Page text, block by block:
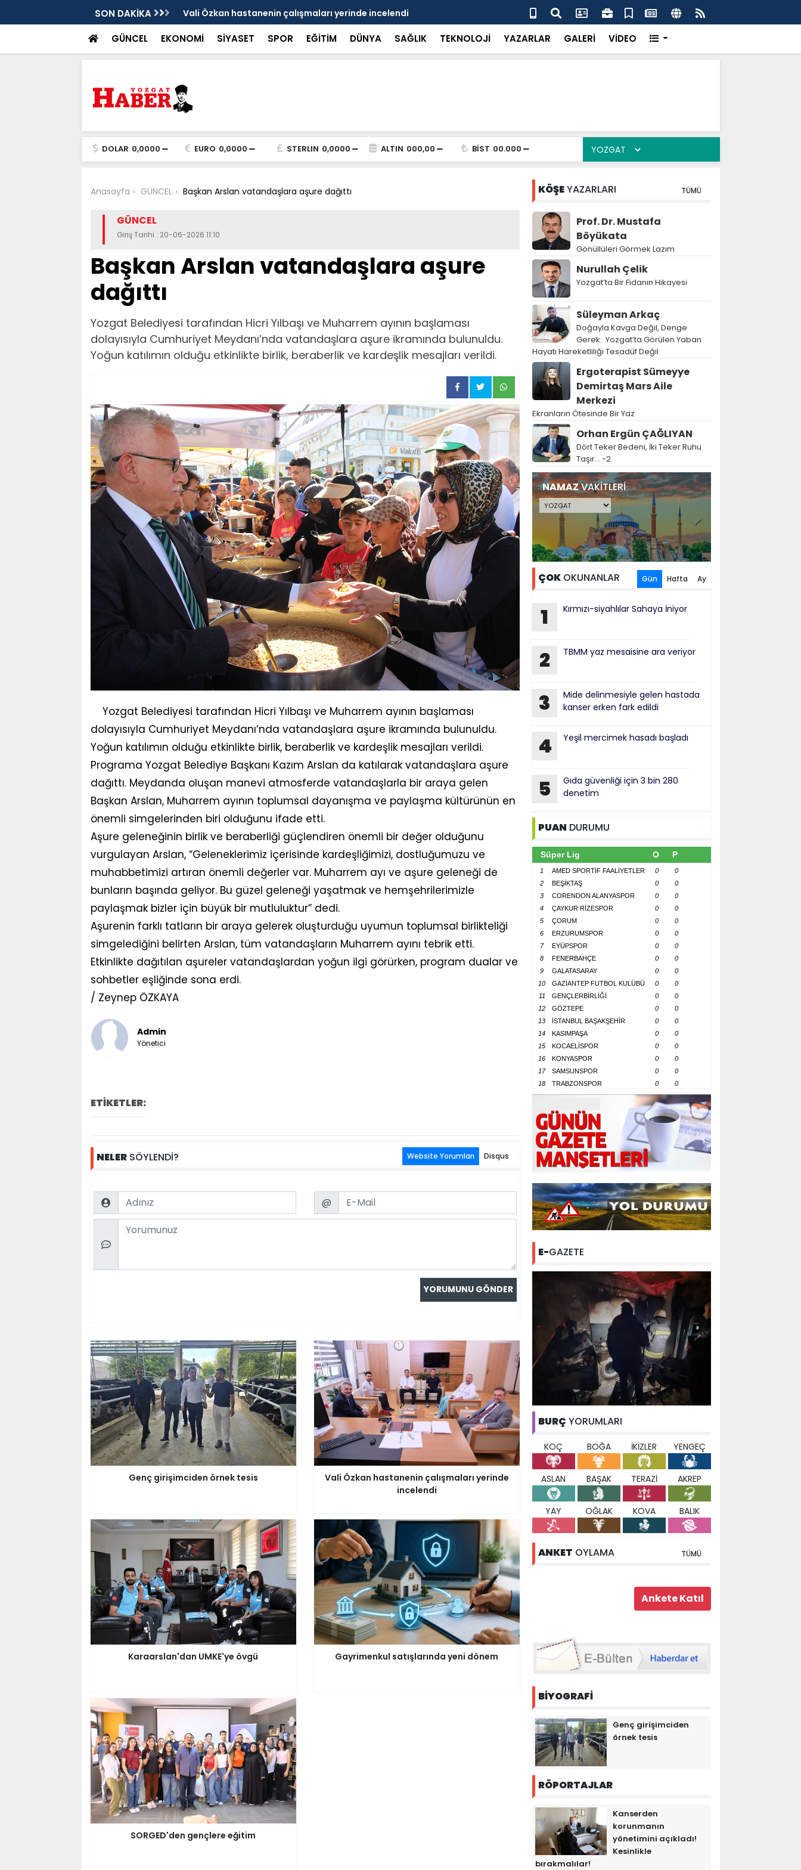
SON DAKİKA Vali Özkan hastanenin çalışmaları yerinde incelendi Karaarslan'dan UMKE'ye övgü
GÜNCEL EKONOMİ SİYASET SPOR EĞİTİM DÜNYA SAĞLIK TEKNOLOJİ YAZARLAR GALERİ VİDEO
DOLAR 0,0000 EURO 0,0000 STERLIN 0,0000 ALTIN 000,00 BİST 00.000
Anasayfa GÜNCEL Başkan Arslan vatandaşlara aşure dağıttı
GÜNCEL
Giriş Tarihi : 20-06-2026 11:10
Başkan Arslan vatandaşlara aşure
dağıttı
Yozgat Belediyesi tarafından Hicri Yılbaşı ve Muharrem ayının başlaması
dolayısıyla Cumhuriyet Meydanı’nda vatandaşlara aşure ikramında bulunuldu.
Yoğun katılımın olduğu etkinlikte birlik, beraberlik ve kardeşlik mesajları verildi.
Yozgat Belediyesi tarafından Hicri Yılbaşı ve Muharrem ayının başlaması
dolayısıyla Cumhuriyet Meydanı’nda vatandaşlara aşure ikramında bulunuldu.
Yoğun katılımın olduğu etkinlikte birlik, beraberlik ve kardeşlik mesajları verildi.
Programa Yozgat Belediye Başkanı Kazım Arslan da katılarak vatandaşlara aşure
dağıttı. Meydanda oluşan manevi atmosferde vatandaşlarla bir araya gelen
Başkan Arslan, Muharrem ayının toplumsal dayanışma ve paylaşma kültürünün en
önemli simgelerinden biri olduğunu ifade etti.
Aşure geleneğinin birlik ve beraberliği güçlendiren önemli bir değer olduğunu
vurgulayan Arslan, “Geleneklerimiz içerisinde kardeşliğimizi, dostluğumuzu ve
muhabbetimizi artıran önemli değerler var. Muharrem ayı ve aşure geleneği de
bunların başında geliyor. Bu güzel geleneği yaşatmak ve hemşehrilerimizle
paylaşmak bizler için büyük bir mutluluktur” dedi.
Aşurenin farklı tatların bir araya gelerek oluşturduğu uyumun toplumsal birlikteliği
simgelediğini belirten Arslan, tüm vatandaşların Muharrem ayını tebrik etti.
Etkinlikte dağıtılan aşureler vatandaşlardan yoğun ilgi görürken, program dualar ve
sohbetler eşliğinde sona erdi.
/ Zeynep ÖZKAYA
Admin
Yönetici
ETİKETLER:
NELERSÖYLENDİ? Website Yorumları Disqus
Name Email
@
Comment
Genç girişimciden örnek tesis
Vali Özkan hastanenin çalışmaları yerinde
incelendi
Karaarslan'dan UMKE'ye övgü Gayrimenkul satışlarında yeni dönem
SORGED'den gençlere eğitim
KÖŞEYAZARLARI TÜMÜ
Prof. Dr. Mustafa
Böyükata
Gönüllüleri Görmek Lazım
Nurullah Çelik
Yozgat’ta Bir Fidanın Hikayesi
Süleyman Arkaç
Doğayla Kavga Değil, Denge
Gerek: Yozgat’ta Görülen Yaban
Hayatı Hareketliliği Tesadüf Değil
Ergoterapist Sümeyye
Demirtaş Mars Aile
Merkezi
Ekranların Ötesinde Bir Yaz
Orhan Ergün ÇAĞLIYAN
Dört Teker Bedeni, İki Teker Ruhu
Taşır… -2
NAMAZVAKİTLERİ
ÇOKOKUNANLAR Gün Hafta Ay
1 Kırmızı-siyahlılar Sahaya İniyor
2 TBMM yaz mesaisine ara veriyor
3
Mide delinmesiyle gelen hastada
kanser erken fark edildi
4 Yeşil mercimek hasadı başladı
5
Gıda güvenliği için 3 bin 280
denetim
PUAN DURUMU
Süper Lig O P
1 AMED SPORTİF FAALİYETLER 0
0
2
BEŞİKTAŞ 0
0
3
CORENDON ALANYASPOR 0
0
4
ÇAYKUR RİZESPOR 0
0
5
ÇORUM 0
0
6
ERZURUMSPOR 0
0
7
EYÜPSPOR 0
0
8
FENERBAHÇE 0
0
9
GALATASARAY 0
0
10
GAZİANTEP FUTBOL KULÜBÜ 0
0
11
GENÇLERBİRLİĞİ 0
0
12
GÖZTEPE 0
0
13
İSTANBUL BAŞAKŞEHİR 0
0
14
KASIMPAŞA 0
0
15
KOCAELİSPOR 0
0
16
KONYASPOR 0
0
17
SAMSUNSPOR 0
0
18
TRABZONSPOR 0 0
E-GAZETE
BURÇ YORUMLARI
KOÇ BOĞA İKİZLER YENGEÇ
ASLAN BAŞAK TERAZİ AKREP
YAY OĞLAK KOVA BALIK
ANKET OYLAMA TÜMÜ
BİYOGRAFİ
Genç girişimciden
örnek tesis
RÖPORTAJLAR
Kanserden
korunmanın
yönetimini açıkladı!
Kesinlikle
bırakmalılar!